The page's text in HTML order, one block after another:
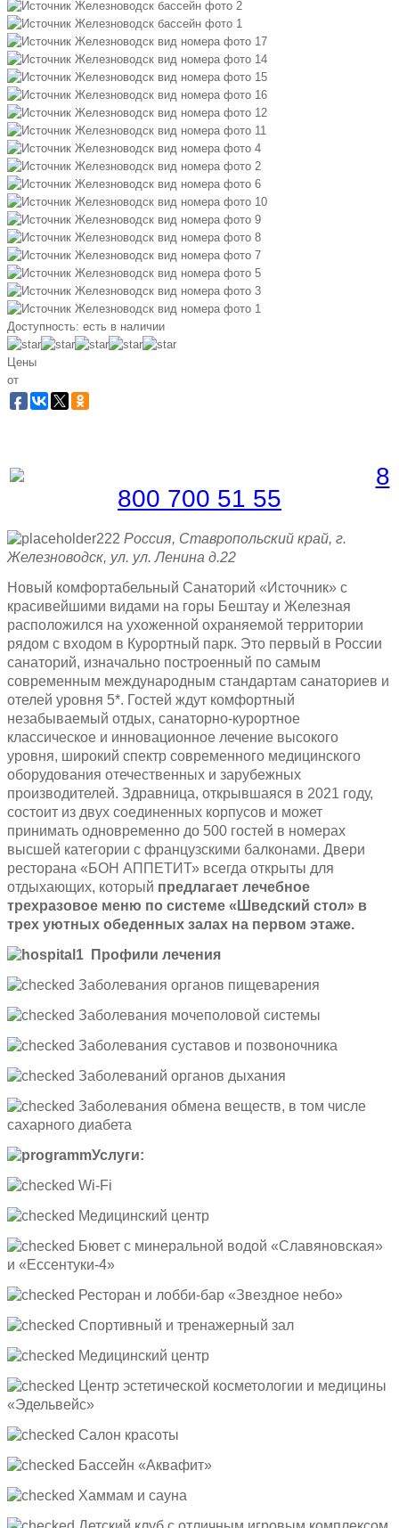
Доступность: есть в наличии
Цены
от
8
800 700 51 55
Россия, Ставропольский край, г.
Железноводск, ул. ул. Ленина д.22
Новый комфортабельный Санаторий «Источник» с
красивейшими видами на горы Бештау и Железная
расположился на ухоженной охраняемой территории
рядом с входом в Курортный парк. Это первый в России
санаторий, изначально построенный по самым
современным международным стандартам санаториев и
отелей уровня 5*. Гостей ждут комфортный
незабываемый отдых, санаторно-курортное
классическое и инновационное лечение высокого
уровня, широкий спектр современного медицинского
оборудования отечественных и зарубежных
производителей. Здравница, открывшаяся в 2021 году,
состоит из двух соединенных корпусов и может
принимать одновременно до 500 гостей в номерах
высшей категории с французскими балконами. Двери
ресторана «БОН АППЕТИТ» всегда открыты для
отдыхающих, который предлагает лечебное
трехразовое меню по системе «Шведский стол» в
трех уютных обеденных залах на первом этаже.
Профили лечения
Заболевания органов пищеварения
Заболевания мочеполовой системы
Заболевания суставов и позвоночника
Заболеваний органов дыхания
Заболевания обмена веществ, в том числе
сахарного диабета
Услуги:
Wi-Fi
Медицинский центр
Бювет с минеральной водой «Славяновская»
и «Ессентуки-4»
Ресторан и лобби-бар «Звездное небо»
Спортивный и тренажерный зал
Медицинский центр
Центр эстетической косметологии и медицины
«Эдельвейс»
Салон красоты
Бассейн «Аквафит»
Хаммам и сауна